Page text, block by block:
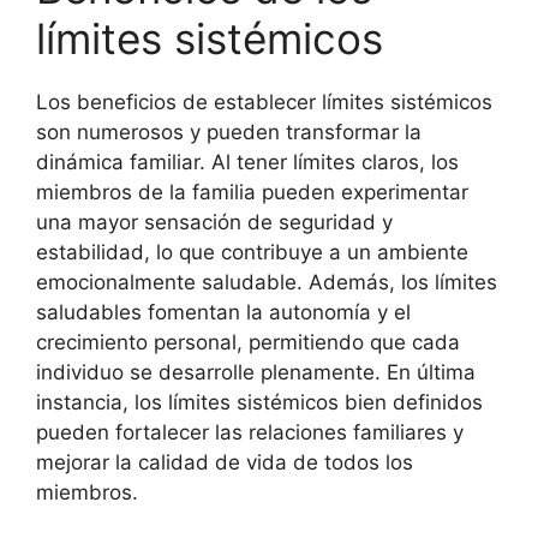
límites sistémicos
Los beneficios de establecer límites sistémicos
son numerosos y pueden transformar la
dinámica familiar. Al tener límites claros, los
miembros de la familia pueden experimentar
una mayor sensación de seguridad y
estabilidad, lo que contribuye a un ambiente
emocionalmente saludable. Además, los límites
saludables fomentan la autonomía y el
crecimiento personal, permitiendo que cada
individuo se desarrolle plenamente. En última
instancia, los límites sistémicos bien definidos
pueden fortalecer las relaciones familiares y
mejorar la calidad de vida de todos los
miembros.